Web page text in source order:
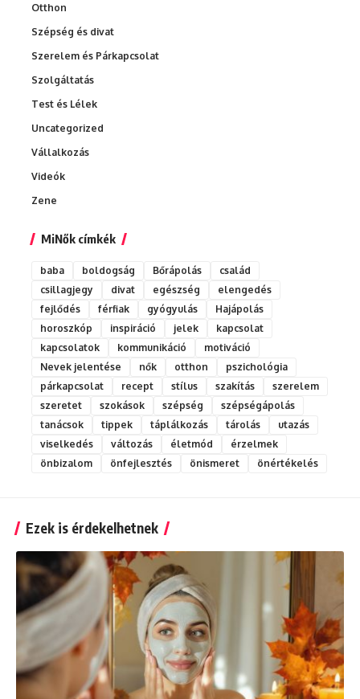
Otthon
Szépség és divat
Szerelem és Párkapcsolat
Szolgáltatás
Test és Lélek
Uncategorized
Vállalkozás
Videók
Zene
MiNők címkék
baba boldogság Bőrápolás
család
csillagjegy
divat egészség
elengedés
fejlődés
férfiak gyógyulás
Hajápolás
horoszkóp
inspiráció jelek
kapcsolat
kapcsolatok
kommunikáció
motiváció
Nevek jelentése
nők otthon
pszichológia
párkapcsolat
recept stílus szakítás
szerelem
szeretet
szokások szépség
szépségápolás
tanácsok
tippek táplálkozás tárolás
utazás
viselkedés
változás életmód
érzelmek
önbizalom
önfejlesztés önismeret önértékelés
Ezek is érdekelhetnek